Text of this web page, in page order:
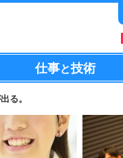
仕事と技術
る。